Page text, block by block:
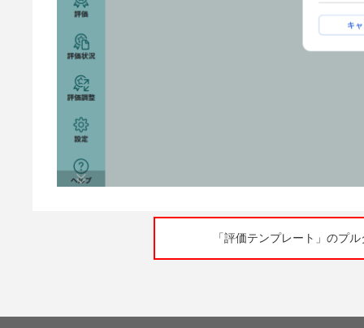
「評価テンプレート」のプ